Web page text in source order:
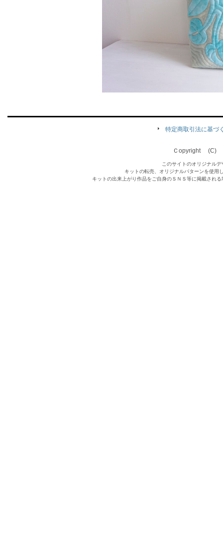
特定商取引法に基づ
Ｃopyright (C)
このサイトのオリジナル
キットの転売、オリジナルパターンを使用
キットの出来上がり作品をご自身のＳＮＳ等に掲載され